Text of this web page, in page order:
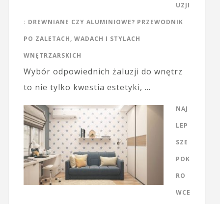
UZJI
: DREWNIANE CZY ALUMINIOWE? PRZEWODNIK
PO ZALETACH, WADACH I STYLACH
WNĘTRZARSKICH
Wybór odpowiednich żaluzji do wnętrz
to nie tylko kwestia estetyki, …
NAJ
LEP
SZE
POK
RO
WCE